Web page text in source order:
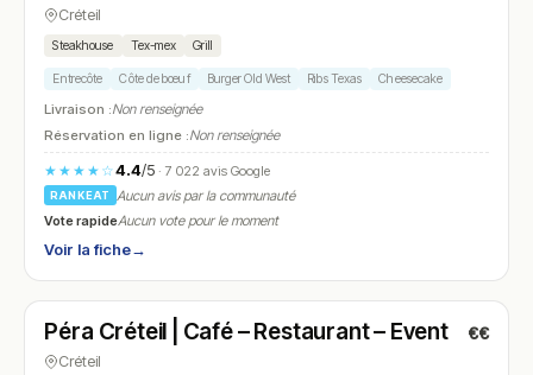
Créteil
Steakhouse Tex-mex Grill
Entrecôte Côte de bœuf Burger Old West Ribs Texas Cheesecake
Livraison :Non renseignée
Réservation en ligne :Non renseignée
★★★★☆4.4/5· 7 022 avis Google
RANKEAT
Aucun avis par la communauté
Vote rapideAucun vote pour le moment
Voir la fiche→
N° 15
Péra Créteil | Café – Restaurant – Event €€
Créteil